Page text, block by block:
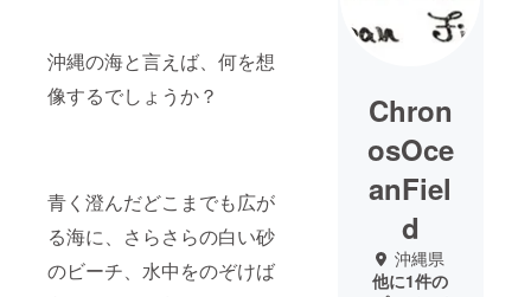
沖縄の海と言えば、何を想
像するでしょうか？
青く澄んだどこまでも広が
る海に、さらさらの白い砂
のビーチ、水中をのぞけば
Chron
osOce
anFiel
d
沖縄県
他に1件の